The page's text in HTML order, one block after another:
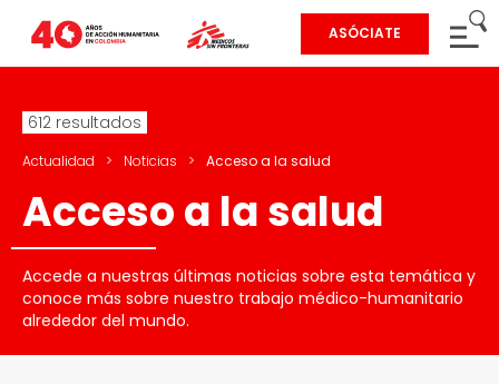
ASÓCIATE
612 resultados
Actualidad > Noticias > Acceso a la salud
Acceso a la salud
Accede a nuestras últimas noticias sobre esta temática y
conoce más sobre nuestro trabajo médico-humanitario
alrededor del mundo.